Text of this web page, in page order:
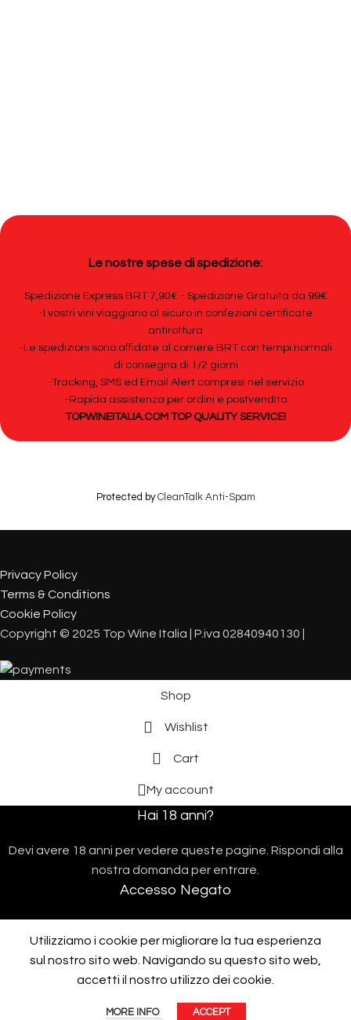
Le nostre spese di spedizione:
Spedizione Express BRT 7,90€ - Spedizione Gratuita da 99€
-I vostri vini viaggiano al sicuro in confezioni certificate
antirottura
-Le spedizioni sono affidate al corriere BRT con tempi normali
di consegna di 1/2 giorni
-Tracking, SMS ed Email Alert compresi nel servizio
-Rapida assistenza per ordini e postvendita
TOPWINEITALIA.COM TOP QUALITY SERVICE!
Protected byCleanTalk Anti-Spam
Privacy Policy
Terms & Conditions
Cookie Policy
Copyright © 2025 Top Wine Italia | P.iva 02840940130 |
Shop
Wishlist
Cart
My account
Utilizziamo i cookie per migliorare la tua esperienza
sul nostro sito web. Navigando su questo sito web,
accetti il ​​nostro utilizzo dei cookie.
MORE INFO ACCEPT
Hai 18 anni?
Devi avere 18 anni per vedere queste pagine. Rispondi alla
nostra domanda per entrare.
Accesso Negato
I AM 18 OR OLDER I AM UNDER 18
Assistenza telefonica 10:00/17:00 al+390312287287